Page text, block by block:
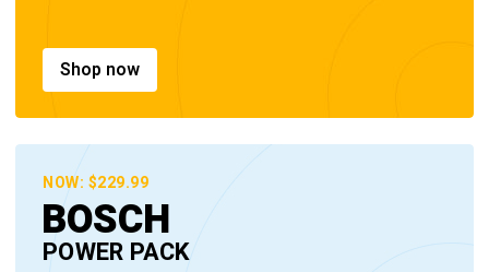
Shop now
NOW: $229.99
BOSCH
POWER PACK